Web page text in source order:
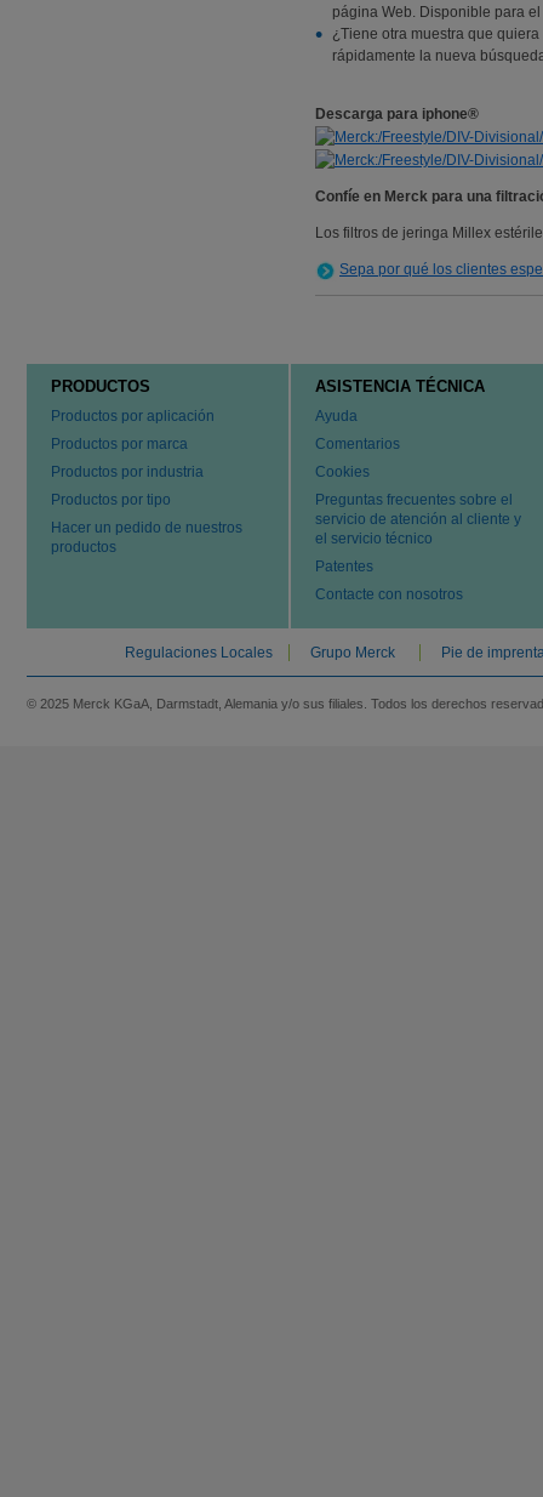
página Web. Disponible para
¿Tiene otra muestra que
rápidamente la nueva
Descarga para iphone®
Confíe en Merck para una
Los filtros de jeringa Millex
Sepa por qué los clientes
PRODUCTOS
Productos por aplicación
Productos por marca
Productos por industria
Productos por tipo
Hacer un pedido de nuestros
productos
ASISTENCIA TÉCNICA
Ayuda
Comentarios
Cookies
Preguntas frecuentes sobre el
servicio de atención al cliente y
el servicio técnico
Patentes
Contacte con nosotros
Regulaciones Locales Grupo Merck Pie de
© 2025 Merck KGaA, Darmstadt, Alemania y/o sus filiales. Todos los derechos